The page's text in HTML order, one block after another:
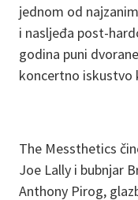
jednom od
i nasljeđa post-
godina puni
koncertno iskustvo
The Messthetics
Joe Lally i bubnjar
Anthony Pirog,